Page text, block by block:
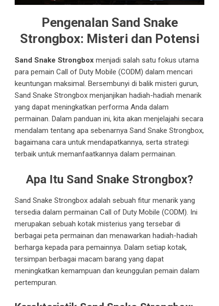
Pengenalan Sand Snake
Strongbox: Misteri dan Potensi
Sand Snake Strongbox menjadi salah satu fokus utama
para pemain Call of Duty Mobile (CODM) dalam mencari
keuntungan maksimal. Bersembunyi di balik misteri gurun,
Sand Snake Strongbox menjanjikan hadiah-hadiah menarik
yang dapat meningkatkan performa Anda dalam
permainan. Dalam panduan ini, kita akan menjelajahi secara
mendalam tentang apa sebenarnya Sand Snake Strongbox,
bagaimana cara untuk mendapatkannya, serta strategi
terbaik untuk memanfaatkannya dalam permainan.
Apa Itu Sand Snake Strongbox?
Sand Snake Strongbox adalah sebuah fitur menarik yang
tersedia dalam permainan Call of Duty Mobile (CODM). Ini
merupakan sebuah kotak misterius yang tersebar di
berbagai peta permainan dan menawarkan hadiah-hadiah
berharga kepada para pemainnya. Dalam setiap kotak,
tersimpan berbagai macam barang yang dapat
meningkatkan kemampuan dan keunggulan pemain dalam
pertempuran.